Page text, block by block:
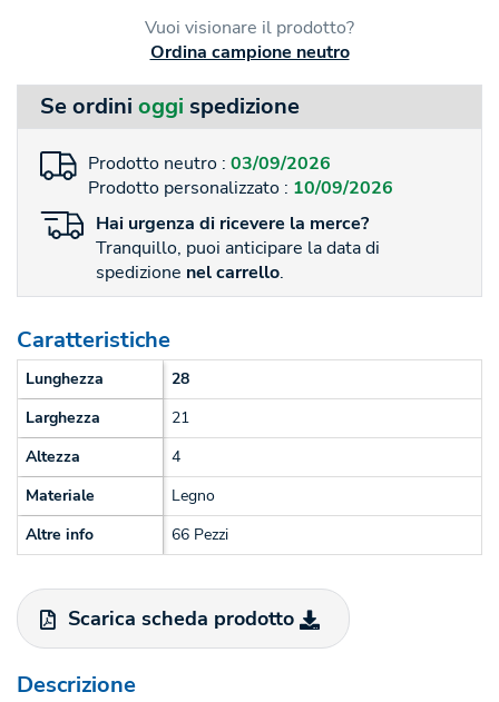
Vuoi visionare il prodotto?
Ordina campione neutro
Se ordini oggi spedizione
Prodotto neutro : 03/09/2026
Prodotto personalizzato : 10/09/2026
Hai urgenza di ricevere la merce?
Tranquillo, puoi anticipare la data di
spedizione nel carrello.
Caratteristiche
Lunghezza
28
Larghezza
21
Altezza
4
Materiale
Legno
Altre info
66 Pezzi
Scarica scheda prodotto
Descrizione